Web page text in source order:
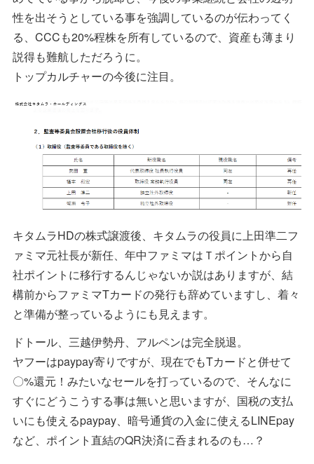
性を出そうとしている事を強調しているのが伝わってく
る、CCCも20%程株を所有しているので、資産も薄まり
説得も難航しただろうに。
トップカルチャーの今後に注目。
キタムラHDの株式譲渡後、キタムラの役員に上田準二フ
ァミマ元社長が新任、年中ファミマはＴポイントから自
社ポイントに移行するんじゃないか説はありますが、結
構前からファミマTカードの発行も辞めていますし、着々
と準備が整っているようにも見えます。
ドトール、三越伊勢丹、アルペンは完全脱退。
ヤフーはpaypay寄りですが、現在でもTカードと併せて
〇%還元！みたいなセールを打っているので、そんなに
すぐにどうこうする事は無いと思いますが、国税の支払
いにも使えるpaypay、暗号通貨の入金に使えるLINEpay
など、ポイント直結のQR決済に呑まれるのも…？